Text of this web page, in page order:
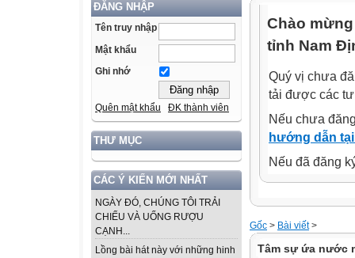
ĐĂNG NHẬP
Tên truy nhập
Mật khẩu
Ghi nhớ
Quên mật khẩu ĐK thành viên
THƯ MỤC
CÁC Ý KIẾN MỚI NHẤT
NGÀY ĐÓ, CHÚNG TÔI TRẢI
CHIẾU VÀ UỐNG RƯỢU
CẠNH...
Lồng bài hát này với những hinh
Chào
tỉnh Nam
Quý vị chưa
tải được các
Nếu chưa
hướng dẫn
Nếu đã đăng
Gốc > Bài viết>
Tâm sự ứa nước